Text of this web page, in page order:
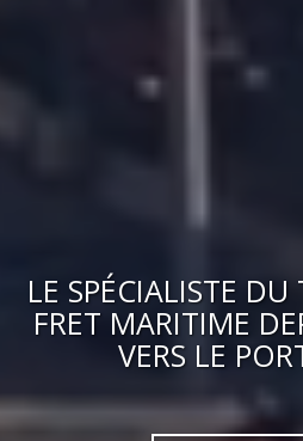
LE SPÉCIALISTE DU
FRET MARITIME
VERS LE